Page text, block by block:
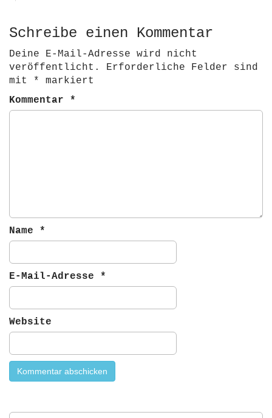
Schreibe einen Kommentar
Deine E-Mail-Adresse wird nicht
veröffentlicht.
Erforderliche Felder sind
mit
*
markiert
Kommentar *
Name *
E-Mail-Adresse *
Website